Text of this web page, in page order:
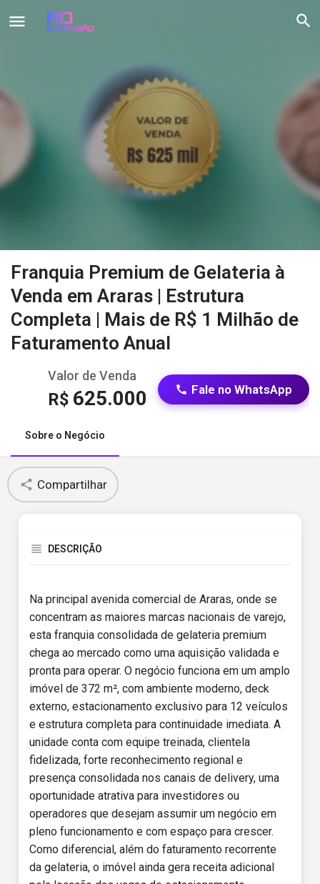
Franquia Premium de Gelateria à
Venda em Araras | Estrutura
Completa | Mais de R$ 1 Milhão de
Faturamento Anual
Valor de Venda
R$ 625.000 Fale no WhatsApp
Sobre o Negócio
Compartilhar
DESCRIÇÃO
Na principal avenida comercial de Araras, onde se
concentram as maiores marcas nacionais de varejo,
esta franquia consolidada de gelateria premium
chega ao mercado como uma aquisição validada e
pronta para operar. O negócio funciona em um amplo
imóvel de 372 m², com ambiente moderno, deck
externo, estacionamento exclusivo para 12 veículos
e estrutura completa para continuidade imediata. A
unidade conta com equipe treinada, clientela
fidelizada, forte reconhecimento regional e
presença consolidada nos canais de delivery, uma
oportunidade atrativa para investidores ou
operadores que desejam assumir um negócio em
pleno funcionamento e com espaço para crescer.
Como diferencial, além do faturamento recorrente
da gelateria, o imóvel ainda gera receita adicional